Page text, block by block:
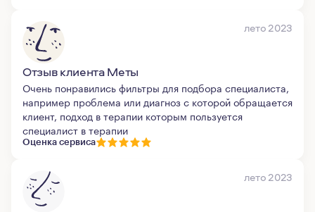
лето 2023
Отзыв клиента Меты
Очень понравились фильтры для подбора специалиста,
например проблема или диагноз с которой обращается
клиент, подход в терапии которым пользуется
специалист в терапии
Оценка сервиса
лето 2023